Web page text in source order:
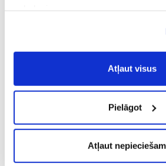
Vispārīgiem vietnes
noteikumiem(saīsināti - VVLN).
Atļaut visus
Pielāgot
Atļaut